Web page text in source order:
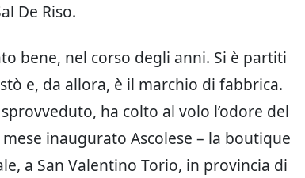
De Riso.
bene, nel corso degli anni. Si è partiti
e, da allora, è il marchio di fabbrica.
ha colto al volo l’odore del
inaugurato Ascolese – la boutique
a San Valentino Torio, in provincia di